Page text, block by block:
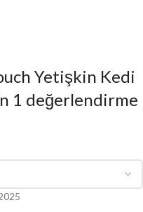
Yetişkin Kedi
1 değerlendirme